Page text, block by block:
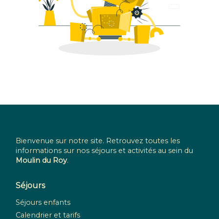
Bienvenue sur notre site. Retrouvez toutes les
informations sur nos séjours et activités au sein du
Moulin du Roy.
Séjours
Séjours enfants
Calendrier et tarifs